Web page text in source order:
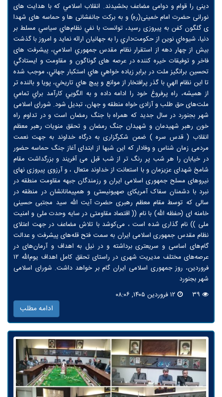
دینی را قوام و دوامی مضاعف بخشیدند. انقلاب اسلامي که با هدایت های
نورانی حضرت امام خمینی(ره) و به برکت جانفشانی ها و حماسه های شهدا
ی گلگون کفن به پیروزی رسید، توانست با نفي نظام‌هاي سياسي مسلط بر
دنيا، شيوه‌اي نوين از حكومت‌داري را به جهانيان ارائه نماید و امروز با گذشت
بيش از چهار دهه از استقرار نظام مقدس جمهوري اسلامي، پيشرفت های
فاخر و توفيقات خیره کننده در عرصه های گوناگون و مقاومت و ايستادگي
تحسين برانگيز ملت در برابر زياده خواهي هاي استكبار جهاني، موجب شده
تا اين نظام الهي با گذر پرافتخار از موانع و پيچ هاي تاريخي، پويا و بالنده تر
از هميشه، راه پرفروغ خود را ادامه داده و به الگويي کارآمد براي تمامي
ملت‌های حق طلب و آزادی خواه منطقه و جهان، تبديل شود. شورای اسلامی
شهر بجنورد در سال جدید که همراه با جنگ رمضان است و در تداوم راه
خون رهبر شهیدمان و شهیدان جنگ رمضان و تحقق منویات رهبر معظم
انقلاب ( قدس سره ) ضمن شکرگزاری به درگاه خداوند به جهت نعمت
مردمی زمان شناس و وفادار که این شبها از ابتدای آغاز جنگ حماسه حضور
در خیابان را هر شب پر رنگ تر از شب قبل می آفریند و بزرگداشت مقام
شامخ شهدای عزیزمان و با استعانت از خداوند متعال ، و آرزوی پیروزی نهای
نیروهای مسلح جمهوری اسلامی ایران و رزمندگان جبهه مقاومت منطقه در
نبرد با دشمنان سفاک آمریکای صهیونیستی و همپیمانانشان در منطقه در
سالی که توسط مقام معظم رهبری حضرت آیت الله سید مجتبی حسینی
خامنه ای (حفظه الله) با نام (( اقتصاد مقاومتی در سایه وحدت ملی و امنیت
ملی )) نام گذاری شده است ، می‌کوشد با تلاش مضاعف در جهت اعتلای
نظام مقدس جمهوری اسلامی ایران به سمت فتح قله‌های پیشرفت و عدالت
گام‌های اساسی و سریعتری برداشته و در نیل به اهداف و آرمان‌های در
عرصه‌های مختلف مدیریت شهری در راستای تحقق کامل اهداف یوم‌الله ۱۲
فروردین، روز جمهوری اسلامی ایران گام بر خواهد داشت. شورای اسلامی
شهر بجنورد
ادامه مطلب